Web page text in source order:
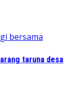
taruna desa